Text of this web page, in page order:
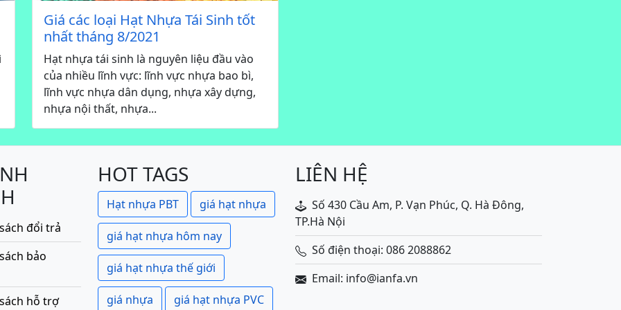
Giá các loại Hạt Nhựa Tái Sinh tốt
nhất tháng 8/2021
Hạt nhựa tái sinh là nguyên liệu đầu vào
của nhiều lĩnh vực: lĩnh vực nhựa bao bì,
lĩnh vực nhựa dân dụng, nhựa xây dựng,
nhựa nội thất, nhựa...
đổi trả
bảo
hỗ trợ
HOT TAGS
Hạt nhựa PBT giá hạt nhựa
giá hạt nhựa hôm nay
giá hạt nhựa thế giới
giá nhựa giá hạt nhựa PVC
LIÊN HỆ
Số 430 Cầu Am, P. Vạn Phúc, Q. Hà Đông,
TP.Hà Nội
Số điện thoại: 086 2088862
Email: info@ianfa.vn